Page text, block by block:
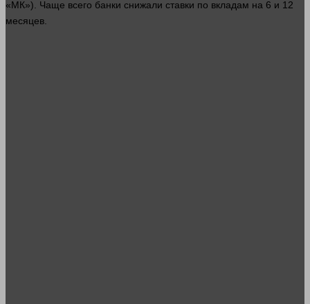
«МК»). Чаще всего банки снижали ставки по вкладам на 6 и 12
месяцев.